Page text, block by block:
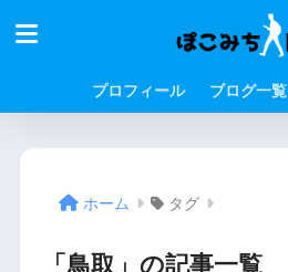
プロフィール ブログ一覧
ホーム タグ
「鳥取」の記事一覧